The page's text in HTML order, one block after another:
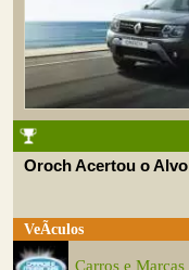
Oroch Acertou o Alvo
VeÃ­culos
Carros e Marcas